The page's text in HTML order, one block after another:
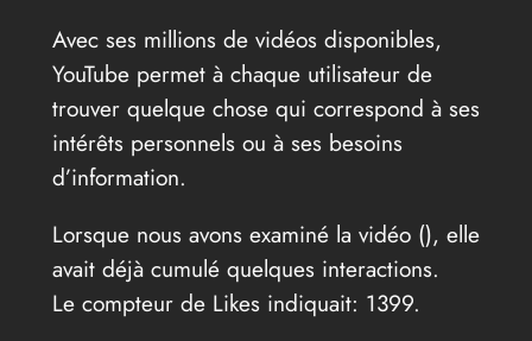
Avec ses millions de vidéos disponibles,
YouTube permet à chaque utilisateur de
trouver quelque chose qui correspond à ses
intérêts personnels ou à ses besoins
d’information.
Lorsque nous avons examiné la vidéo (), elle
avait déjà cumulé quelques interactions.
Le compteur de Likes indiquait: 1399.